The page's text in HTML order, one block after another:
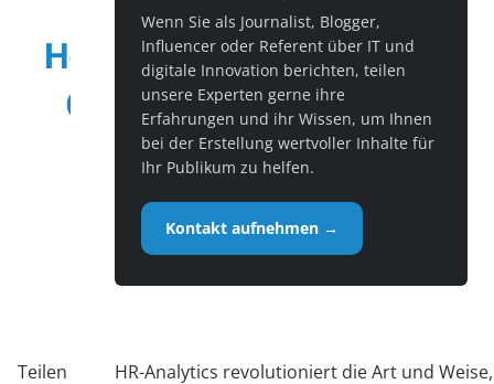
Wenn Sie als Journalist, Blogger,
Influencer oder Referent über IT und
digitale Innovation berichten, teilen
unsere Experten gerne ihre
Erfahrungen und ihr Wissen, um Ihnen
bei der Erstellung wertvoller Inhalte für
Ihr Publikum zu helfen.
Kontakt aufnehmen →
Teilen
HR-Analytics revolutioniert die Art und